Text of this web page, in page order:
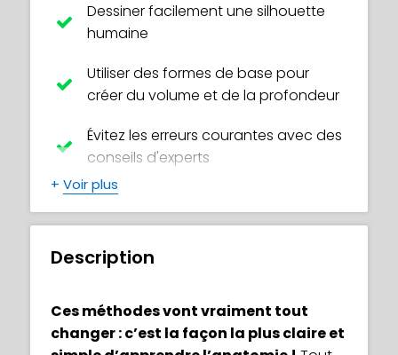
Dessiner facilement une silhouette
humaine
Utiliser des formes de base pour
créer du volume et de la profondeur
Évitez les erreurs courantes avec des
conseils d'experts
Utiliser des repères pour dessiner le
du plus mince au plus musclé
Découvrir comment chaque partie
+ Voir plus
Description
Ces méthodes vont vraiment tout
changer : c’est la façon la plus claire et